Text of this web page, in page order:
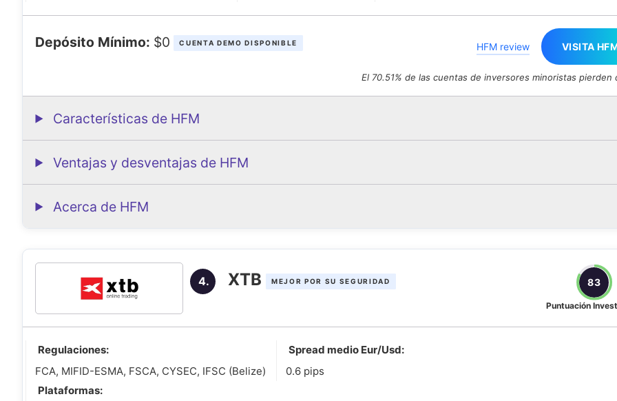
Depósito Mínimo: $0 CUENTA DEMO DISPONIBLE HFM review VISITA
El 70.51% de las cuentas de inversores minoristas pierden
Características de HFM
Ventajas y desventajas de HFM
Acerca de HFM
4. XTB MEJOR POR SU SEGURIDAD 83
Puntuación
Regulaciones:
FCA, MIFID-ESMA, FSCA, CYSEC, IFSC (Belize)
Spread medio Eur/Usd:
0.6 pips
Plataformas: